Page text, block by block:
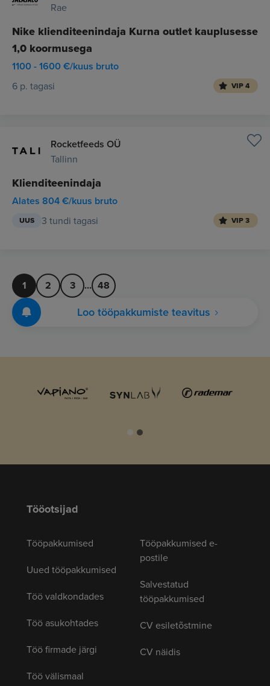
Rae
Nike klienditeenindaja Kurna outlet kauplusesse
1,0 koormusega
1100 - 1600 €/kuus bruto
6 p. tagasi VIP 4
Rocketfeeds OÜ
Tallinn
Klienditeenindaja
Alates 804 €/kuus bruto
UUS 3 tundi tagasi VIP 3
1 2 3 ... 48
Loo tööpakkumiste teavitus
Tööotsijad
Tööpakkumised
Uued tööpakkumised
Töö valdkondades
Töö asukohtades
Töö firmade järgi
Töö välismaal
Tööpakkumised e-
postile
Salvestatud
tööpakkumised
CV esiletõstmine
CV näidis